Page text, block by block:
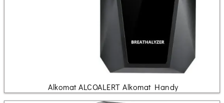
Alkomat ALCOALERT Alkomat Handy